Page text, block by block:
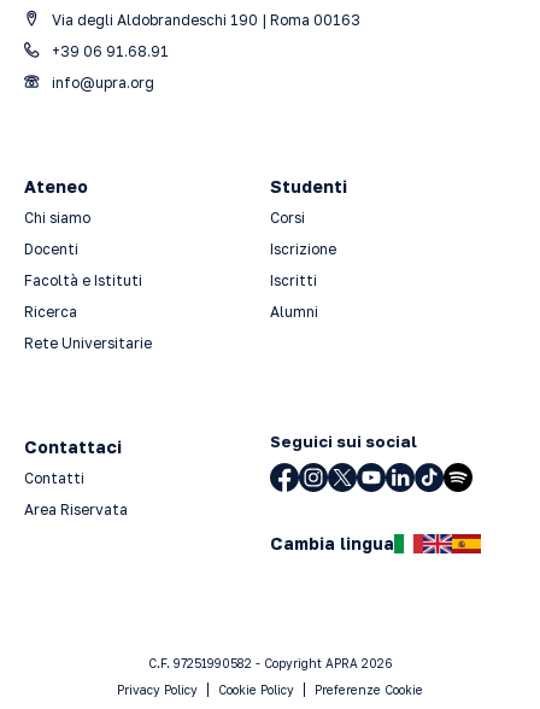
Via degli Aldobrandeschi 190 | Roma 00163
+39 06 91.68.91
info@upra.org
Ateneo
Chi siamo
Docenti
Facoltà e Istituti
Ricerca
Rete Universitarie
Studenti
Corsi
Iscrizione
Iscritti
Alumni
Contattaci
Contatti
Area Riservata
Seguici sui social
Cambia lingua
C.F. 97251990582 - Copyright APRA 2026
Privacy Policy
Cookie Policy Preferenze Cookie